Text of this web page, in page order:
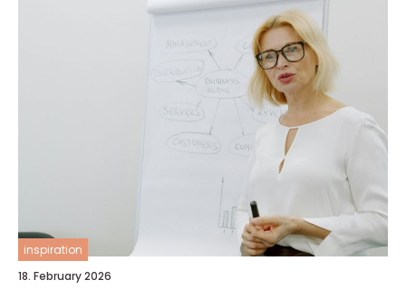
inspiration
18. February 2026